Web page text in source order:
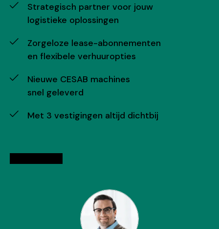
Strategisch partner voor jouw
logistieke oplossingen
Zorgeloze lease-abonnementen
en flexibele verhuuropties
Nieuwe CESAB machines
snel geleverd
Met 3 vestigingen altijd dichtbij